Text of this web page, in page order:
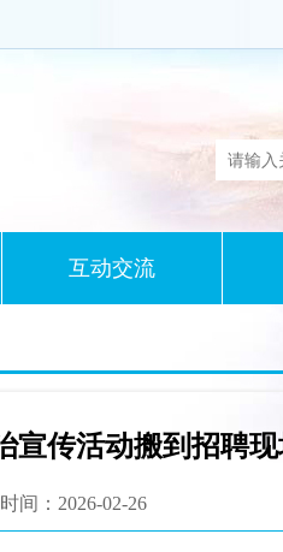
互动交流
宣传活动搬到招聘
时间：2026-02-26